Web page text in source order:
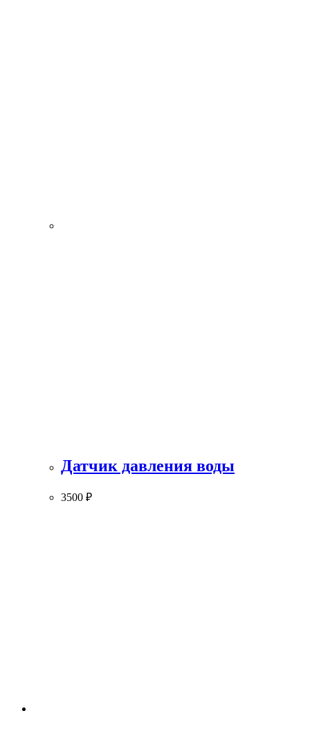
Датчик давления воды
3500 ₽